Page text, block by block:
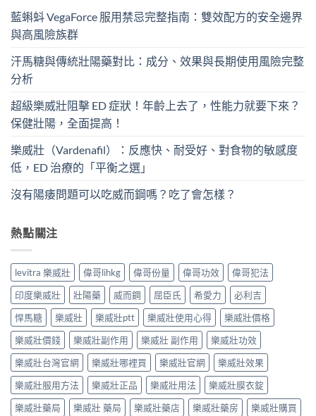
藍蝌蚪 VegaForce 服用禁忌完整指南：雙效配方的安全邊界
與高風險族群
汗馬糖與傳統壯陽藥對比：成分、效果與長期使用風險完整
分析
超級樂威壯阻擊 ED 症狀！年齡上去了，性能力就要下來？
保健壯陽，全面提高！
樂威壯（Vardenafil）：反應快、耐受好、對食物的敏感度
低，ED 治療的「平衡之選」
沒有陽痿問題可以吃威而鋼嗎？吃了會怎樣？
熱點關注
levitra 樂威壯 偉哥lihkg 偉哥份量 偉哥功效
偉哥犯法
印度樂威壯
壯陽藥 威而鋼 屈臣氏 希愛力
必利吉
悍馬糖
樂威壯 樂威壯ptt 樂威壯使用心得
樂威壯價格
樂威壯價錢
樂威壯副作用 樂威壯 副作用
樂威壯功效
樂威壯台灣官網
樂威壯哪裡買 樂威壯官網
樂威壯效果
樂威壯服用方法
樂威壯正品 樂威壯用法
樂威壯膜衣錠
樂威壯藥局
樂威壯 藥局 樂威壯藥店 樂威壯藥房 樂威壯購買